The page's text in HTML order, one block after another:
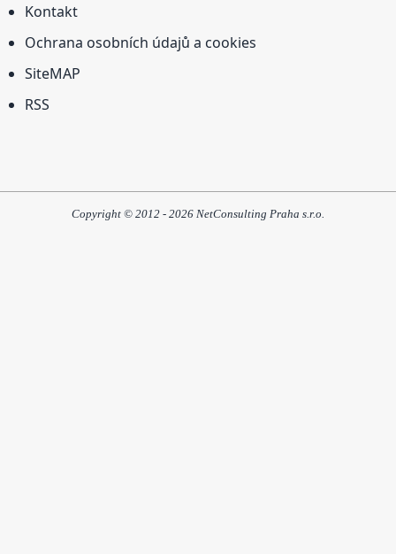
Kontakt
Ochrana osobních údajů a cookies
SiteMAP
RSS
Copyright © 2012 - 2026 NetConsulting Praha s.r.o.